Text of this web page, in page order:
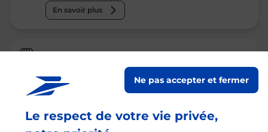
Le respect de votre vie privée,
Ne pas accepter et fermer
En savoir plus
Relais Pickup
jusqu'à 07h30
67 ALLEES D ALBRET